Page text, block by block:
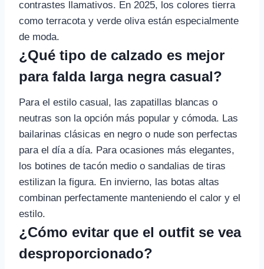
contrastes llamativos. En 2025, los colores tierra
como terracota y verde oliva están especialmente
de moda.
¿Qué tipo de calzado es mejor
para falda larga negra casual?
Para el estilo casual, las zapatillas blancas o
neutras son la opción más popular y cómoda. Las
bailarinas clásicas en negro o nude son perfectas
para el día a día. Para ocasiones más elegantes,
los botines de tacón medio o sandalias de tiras
estilizan la figura. En invierno, las botas altas
combinan perfectamente manteniendo el calor y el
estilo.
¿Cómo evitar que el outfit se vea
desproporcionado?